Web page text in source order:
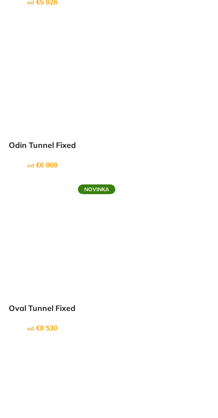
od
Odin Tunnel Fixed
od€6 868
NOVINKA
Oval Tunnel Fixed
od€8 530